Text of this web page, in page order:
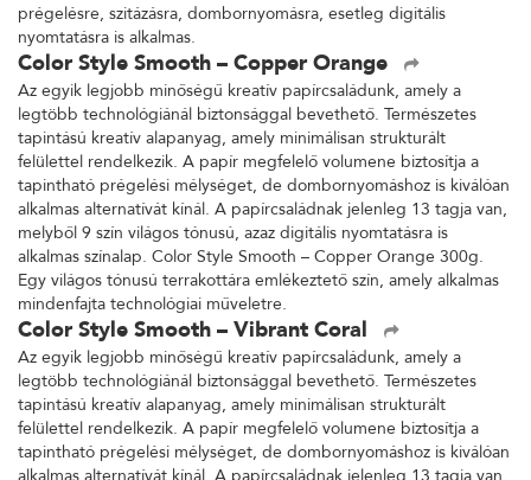
prégelésre, szitázásra, dombornyomásra, esetleg digitális
nyomtatásra is alkalmas.
Color Style Smooth – Copper Orange
Az egyik legjobb minőségű kreatív papírcsaládunk, amely a
legtöbb technológiánál biztonsággal bevethető. Természetes
tapintású kreatív alapanyag, amely minimálisan strukturált
felülettel rendelkezik. A papír megfelelő volumene biztosítja a
tapintható prégelési mélységet, de dombornyomáshoz is kiválóan
alkalmas alternatívát kínál. A papírcsaládnak jelenleg 13 tagja van,
melyből 9 szín világos tónusú, azaz digitális nyomtatásra is
alkalmas színalap. Color Style Smooth – Copper Orange 300g.
Egy világos tónusú terrakottára emlékeztető szín, amely alkalmas
mindenfajta technológiai műveletre.
Color Style Smooth – Vibrant Coral
Az egyik legjobb minőségű kreatív papírcsaládunk, amely a
legtöbb technológiánál biztonsággal bevethető. Természetes
tapintású kreatív alapanyag, amely minimálisan strukturált
felülettel rendelkezik. A papír megfelelő volumene biztosítja a
tapintható prégelési mélységet, de dombornyomáshoz is kiválóan